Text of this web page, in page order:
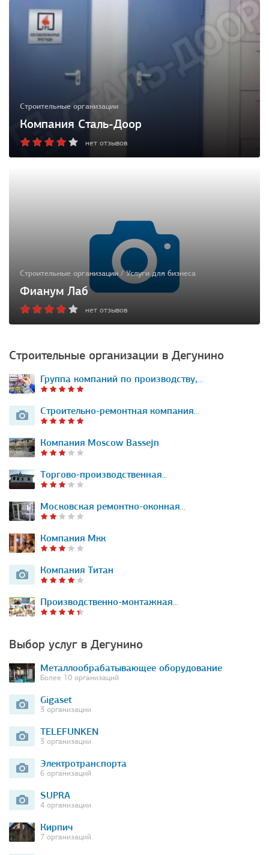
Строительные организации
Компания Сталь-Доор
нет отзывов
Строительные организации / Услуги для бизнеса
Фианум Лаб
нет отзывов
Строительные организации в Дегунино
Группа компаний по производству,…
Строительно-ремонтная компания…
Компания Moscow Bassejn
Торгово-производственная…
Московская ремонтно-оконная…
Компания Мкк
Компания Титан
Производственно-монтажная…
Выбор услуг в Дегунино
Металлообрабатывающее оборудование
Более 10 организаций
Gigaset
3 организации
TELEFUNKEN
3 организации
Электротранспорта
6 организаций
SUPRA
4 организации
Кирпич
7 организаций